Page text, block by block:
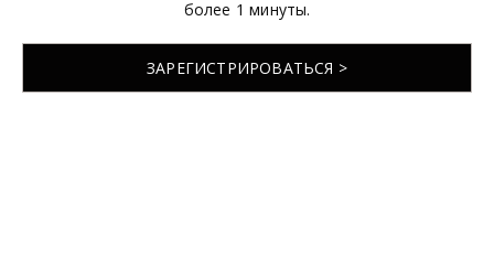
более 1 минуты.
ЗАРЕГИСТРИРОВАТЬСЯ >